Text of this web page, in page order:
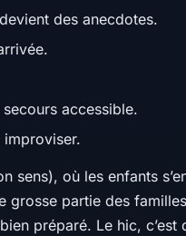
des anecdotes.
accessible.
sens), où les enfants
grosse partie des
préparé. Le hic, c’est